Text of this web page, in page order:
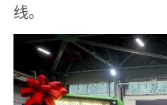
线。